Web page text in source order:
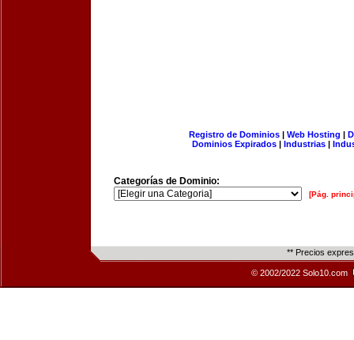
Registro de Dominios| Web Hosting |
Dominios Expirados | Industrias |
Categorías de Dominio:
[Pág.
** Precios
© 2002/2022 Solo10.com